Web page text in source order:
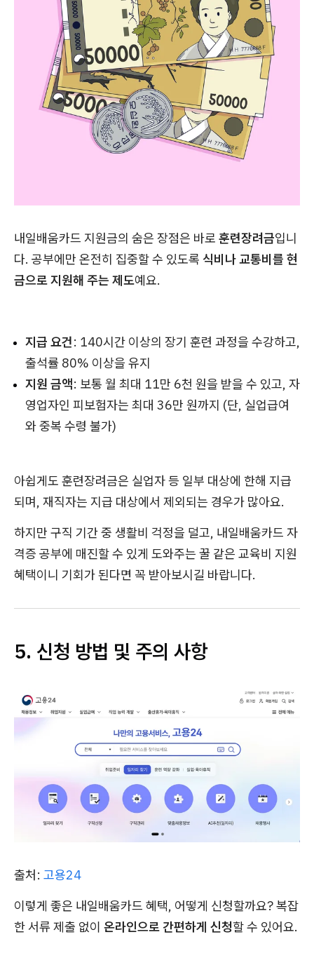
내일배움카드 지원금의 숨은 장점은 바로 훈련장려금입니
다. 공부에만 온전히 집중할 수 있도록 식비나 교통비를 현
금으로 지원해 주는 제도예요.
지급 요건: 140시간 이상의 장기 훈련 과정을 수강하고,
출석률 80% 이상을 유지
지원 금액: 보통 월 최대 11만 6천 원을 받을 수 있고, 자
영업자인 피보험자는 최대 36만 원까지 (단, 실업급여
와 중복 수령 불가)
아쉽게도 훈련장려금은 실업자 등 일부 대상에 한해 지급
되며, 재직자는 지급 대상에서 제외되는 경우가 많아요.
하지만 구직 기간 중 생활비 걱정을 덜고, 내일배움카드 자
격증 공부에 매진할 수 있게 도와주는 꿀 같은 교육비 지원
혜택이니 기회가 된다면 꼭 받아보시길 바랍니다.
5. 신청 방법 및 주의 사항
출처: 고용24
이렇게 좋은 내일배움카드 혜택, 어떻게 신청할까요? 복잡
한 서류 제출 없이 온라인으로 간편하게 신청할 수 있어요.